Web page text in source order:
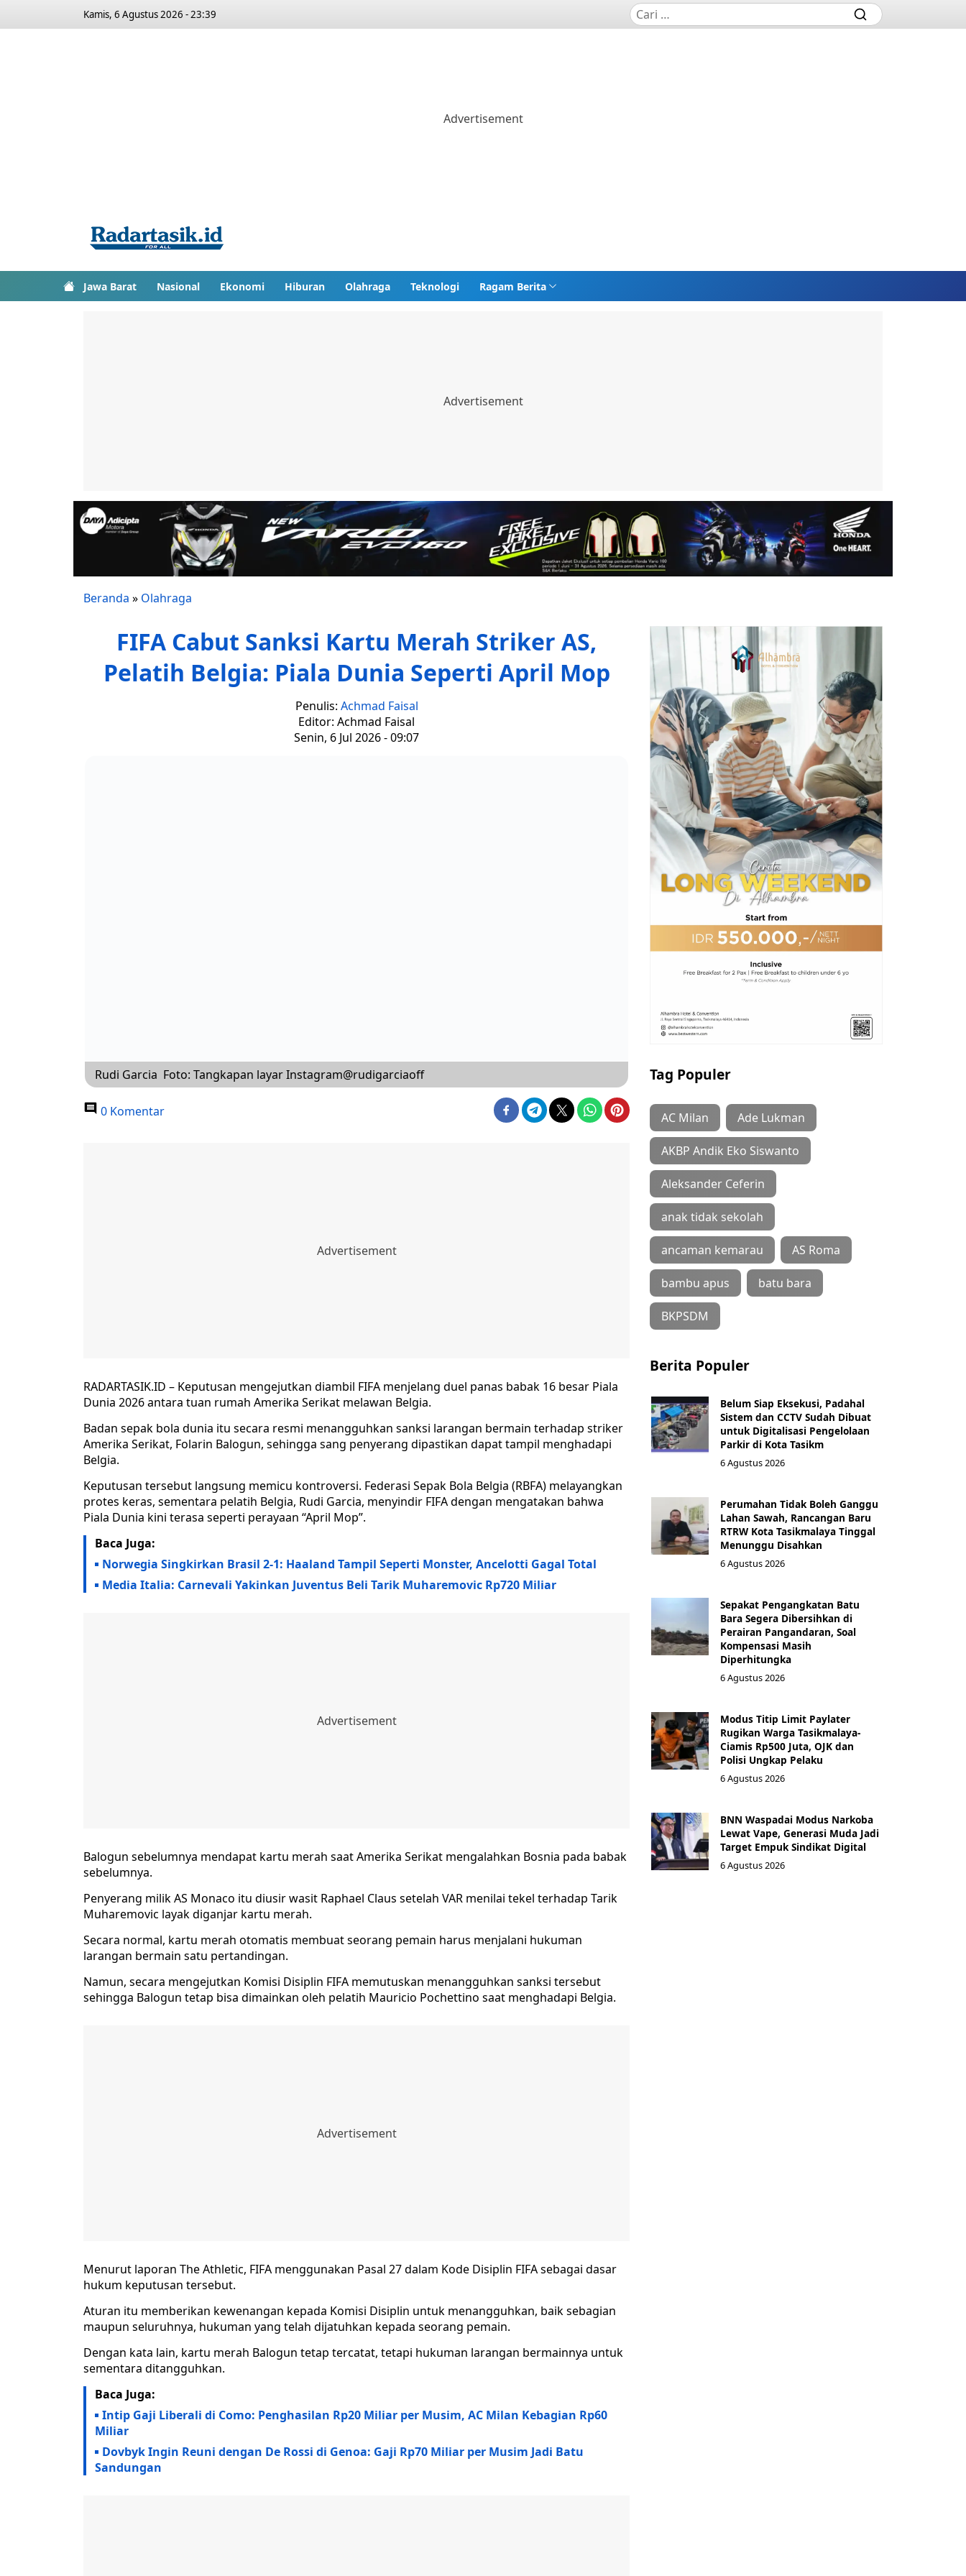
Kamis, 6 Agustus 2026 - 23:39
Jawa Barat Nasional Ekonomi Hiburan Olahraga Teknologi Ragam Berita
Beranda » Olahraga
FIFA Cabut Sanksi Kartu Merah Striker AS,
Pelatih Belgia: Piala Dunia Seperti April Mop
Penulis: Achmad Faisal
Editor: Achmad Faisal
Senin, 6 Jul 2026 - 09:07
Rudi Garcia Foto: Tangkapan layar Instagram@rudigarciaoff
0 Komentar
RADARTASIK.ID – Keputusan mengejutkan diambil FIFA menjelang duel panas babak 16 besar Piala
Dunia 2026 antara tuan rumah Amerika Serikat melawan Belgia.
Badan sepak bola dunia itu secara resmi menangguhkan sanksi larangan bermain terhadap striker
Amerika Serikat, Folarin Balogun, sehingga sang penyerang dipastikan dapat tampil menghadapi
Belgia.
Keputusan tersebut langsung memicu kontroversi. Federasi Sepak Bola Belgia (RBFA) melayangkan
protes keras, sementara pelatih Belgia, Rudi Garcia, menyindir FIFA dengan mengatakan bahwa
Piala Dunia kini terasa seperti perayaan “April Mop”.
Baca Juga:
Norwegia Singkirkan Brasil 2-1: Haaland Tampil Seperti Monster, Ancelotti Gagal Total
Media Italia: Carnevali Yakinkan Juventus Beli Tarik Muharemovic Rp720 Miliar
Balogun sebelumnya mendapat kartu merah saat Amerika Serikat mengalahkan Bosnia pada babak
sebelumnya.
Penyerang milik AS Monaco itu diusir wasit Raphael Claus setelah VAR menilai tekel terhadap Tarik
Muharemovic layak diganjar kartu merah.
Secara normal, kartu merah otomatis membuat seorang pemain harus menjalani hukuman
larangan bermain satu pertandingan.
Namun, secara mengejutkan Komisi Disiplin FIFA memutuskan menangguhkan sanksi tersebut
sehingga Balogun tetap bisa dimainkan oleh pelatih Mauricio Pochettino saat menghadapi Belgia.
Menurut laporan The Athletic, FIFA menggunakan Pasal 27 dalam Kode Disiplin FIFA sebagai dasar
hukum keputusan tersebut.
Aturan itu memberikan kewenangan kepada Komisi Disiplin untuk menangguhkan, baik sebagian
maupun seluruhnya, hukuman yang telah dijatuhkan kepada seorang pemain.
Dengan kata lain, kartu merah Balogun tetap tercatat, tetapi hukuman larangan bermainnya untuk
sementara ditangguhkan.
Baca Juga:
Intip Gaji Liberali di Como: Penghasilan Rp20 Miliar per Musim, AC Milan Kebagian Rp60
Miliar
Dovbyk Ingin Reuni dengan De Rossi di Genoa: Gaji Rp70 Miliar per Musim Jadi Batu
Sandungan
Tag Populer
AC Milan Ade Lukman
AKBP Andik Eko Siswanto
Aleksander Ceferin
anak tidak sekolah
ancaman kemarau AS Roma
bambu apus batu bara
BKPSDM
Berita Populer
Belum Siap Eksekusi, Padahal
Sistem dan CCTV Sudah Dibuat
untuk Digitalisasi Pengelolaan
Parkir di Kota Tasikm
6 Agustus 2026
Perumahan Tidak Boleh Ganggu
Lahan Sawah, Rancangan Baru
RTRW Kota Tasikmalaya Tinggal
Menunggu Disahkan
6 Agustus 2026
Sepakat Pengangkatan Batu
Bara Segera Dibersihkan di
Perairan Pangandaran, Soal
Kompensasi Masih
Diperhitungka
6 Agustus 2026
Modus Titip Limit Paylater
Rugikan Warga Tasikmalaya-
Ciamis Rp500 Juta, OJK dan
Polisi Ungkap Pelaku
6 Agustus 2026
BNN Waspadai Modus Narkoba
Lewat Vape, Generasi Muda Jadi
Target Empuk Sindikat Digital
6 Agustus 2026